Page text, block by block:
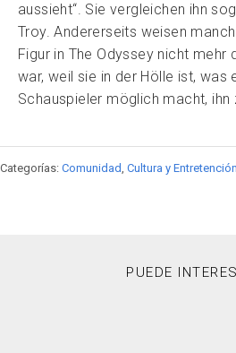
aussieht“. Sie vergleichen ihn
Troy. Andererseits weisen
Figur in The Odyssey nicht mehr
war, weil sie in der Hölle ist, was
Schauspieler möglich macht, ihn
Categorías: Comunidad, Cultura y Entretención
PUEDE